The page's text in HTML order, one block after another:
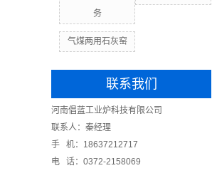
务
气煤两用石灰窑
联系我们
河南倡蓝工业炉科技有限公司
联系人：秦经理
手 机：18637212717
电 话：0372-2158069